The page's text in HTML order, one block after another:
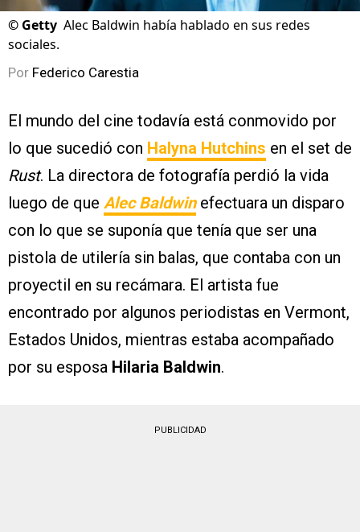
© Getty Alec Baldwin había hablado en sus redes
sociales.
Por Federico Carestia
El mundo del cine todavía está conmovido por
lo que sucedió con Halyna Hutchins en el set de
Rust. La directora de fotografía perdió la vida
luego de que Alec Baldwin efectuara un disparo
con lo que se suponía que tenía que ser una
pistola de utilería sin balas, que contaba con un
proyectil en su recámara. El artista fue
encontrado por algunos periodistas en Vermont,
Estados Unidos, mientras estaba acompañado
por su esposa Hilaria Baldwin.
PUBLICIDAD